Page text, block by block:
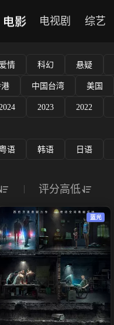
电影 电视剧 综艺
爱情 科幻 悬疑
中国台湾 美国
2024 2023 2022
语 韩语 日语
评分高低
蓝光